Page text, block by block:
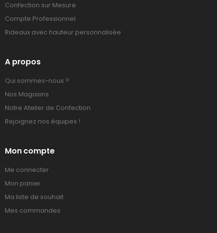
Confection sur Mesure
Compte Professionnel
Rideaux avec hauteur personnalisée
A propos
Qui sommes-nous ?
Nos Magasins
Notre Atelier de Confection
Rejoignez nos équipes !
Mon compte
Me connecter
Mon panier
Ma liste de souhait
Mes commandes